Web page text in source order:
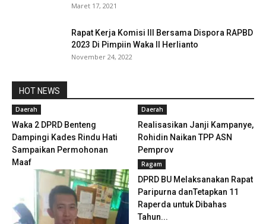
Maret 17, 2021
Rapat Kerja Komisi III Bersama Dispora RAPBD
2023 Di Pimpiin Waka II Herlianto
November 24, 2022
HOT NEWS
Daerah
Waka 2 DPRD Benteng
Dampingi Kades Rindu Hati
Sampaikan Permohonan
Maaf
Daerah
Realisasikan Janji Kampanye,
Rohidin Naikan TPP ASN
Pemprov
Ragam
DPRD BU Melaksanakan Rapat
Paripurna danTetapkan 11
Raperda untuk Dibahas
Tahun...